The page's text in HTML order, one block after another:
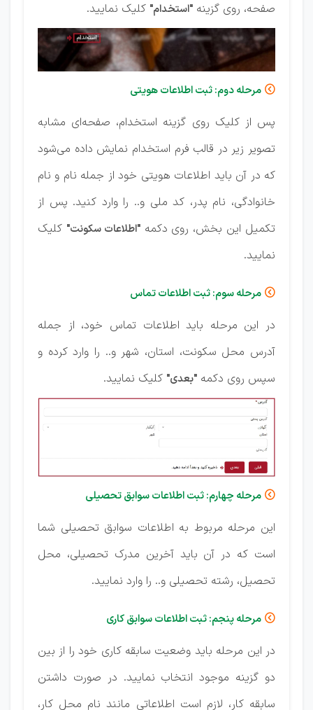
صفحه، روی گزینه "استخدام" کلیک نمایید.
 مرحله دوم: ثبت اطلاعات هویتی
پس از کلیک روی گزینه استخدام، صفحه‌ای مشابه
تصویر زیر در قالب فرم استخدام نمایش داده می‌شود
که در آن باید اطلاعات هویتی خود از جمله نام و نام
خانوادگی، نام پدر، کد ملی و.. را وارد کنید. پس از
تکمیل این بخش، روی دکمه"اطلاعات سکونت" کلیک
نمایید.
 مرحله سوم: ثبت اطلاعات تماس
در این مرحله باید اطلاعات تماس خود، از جمله
آدرس محل سکونت، استان، شهر و.. را وارد کرده و
سپس روی دکمه "بعدی" کلیک نمایید.
 مرحله چهارم: ثبت اطلاعات سوابق تحصیلی
این مرحله مربوط به اطلاعات سوابق تحصیلی شما
است که در آن باید آخرین مدرک تحصیلی، محل
تحصیل، رشته تحصیلی و.. را وارد نمایید.
 مرحله پنجم: ثبت اطلاعات سوابق کاری
در این مرحله باید وضعیت سابقه کاری خود را از بین
دو گزینه موجود انتخاب نمایید. در صورت داشتن
سابقه کار، لازم است اطلاعاتی مانند نام محل کار،